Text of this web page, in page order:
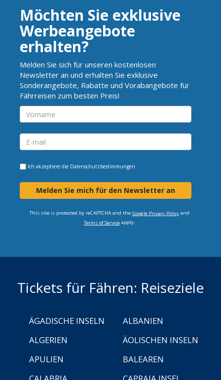
Möchten Sie exklusive
Werbeangebote
erhalten?
Melden Sie sich für unseren kostenlosen
Newsletter an und erhalten Sie exklusive
Sonderangebote, Rabatte und Vorabangebote für
Fährreisen zum besten Preis!
Ich akzeptiere die Datenschutzbestimmungen
Melden Sie mich für den Newsletter an
This site is protected by reCAPTCHA and the Google Privacy Policyand
Terms of Serviceapply.
Tickets für Fähren: Reiseziele
ÄGADISCHE INSELN
ALBANIEN
ALGERIEN
ÄOLISCHEN INSELN
APULIEN
BALEAREN